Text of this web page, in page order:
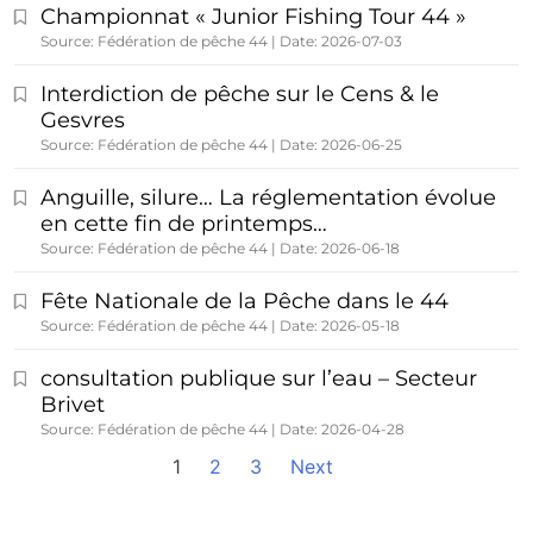
Championnat « Junior Fishing Tour 44 »
Source: Fédération de pêche 44 Date: 2026-07-03
Interdiction de pêche sur le Cens & le
Gesvres
Source: Fédération de pêche 44 Date: 2026-06-25
Anguille, silure… La réglementation évolue
en cette fin de printemps…
Source: Fédération de pêche 44 Date: 2026-06-18
Fête Nationale de la Pêche dans le 44
Source: Fédération de pêche 44 Date: 2026-05-18
consultation publique sur l’eau – Secteur
Brivet
Source: Fédération de pêche 44 Date: 2026-04-28
1 2 3 Next